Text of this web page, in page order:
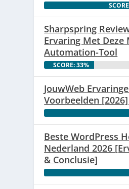
Sharpspring
Ervaring Met Deze
Automation-Tool
SCORE: 33%
JouwWeb
Voorbeelden
Beste WordPress
Nederland 2026
& Conclusie]